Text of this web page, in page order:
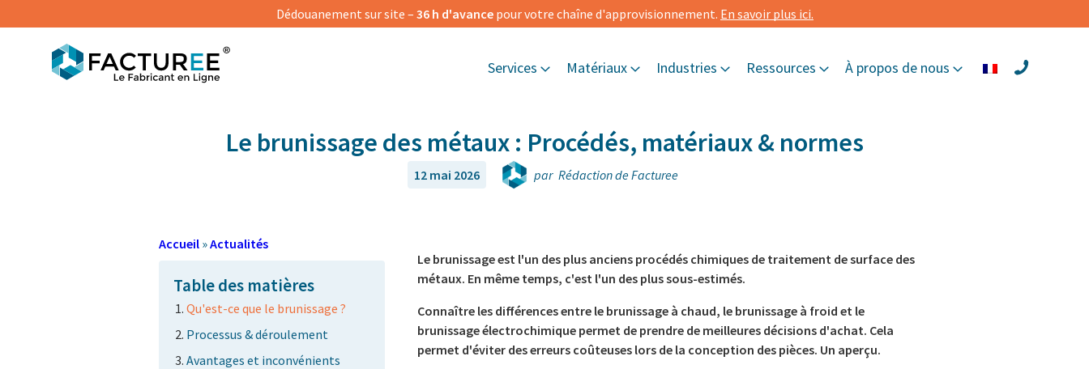
Dédouanement sur site – 36 h d'avance pour votre chaîne d'approvisionnement. En savoir plus ici.
Services Matériaux Industries Ressources À propos de nous
Le brunissage des métaux : Procédés, matériaux & normes
12 mai 2026 par Rédaction de Facturee
Accueil »Actualités
Table des matières
Qu'est-ce que le brunissage ?
Processus & déroulement
Avantages et inconvénients
Le brunissage est l'un des plus anciens procédés chimiques de traitement de surface des
métaux. En même temps, c'est l'un des plus sous-estimés.
Connaître les différences entre le brunissage à chaud, le brunissage à froid et le
brunissage électrochimique permet de prendre de meilleures décisions d'achat. Cela
permet d'éviter des erreurs coûteuses lors de la conception des pièces. Un aperçu.